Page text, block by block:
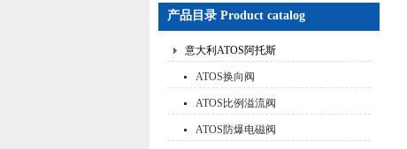
产品目录 Product catalog
意大利ATOS阿托斯
ATOS换向阀
ATOS比例溢流阀
ATOS防爆电磁阀